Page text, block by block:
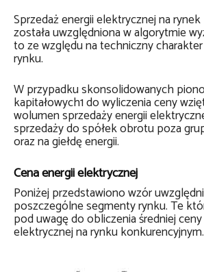
Sprzedaż energii elektrycznej na
została uwzględniona w algorytmie
to ze względu na techniczny
rynku.
W przypadku skonsolidowanych
kapitałowych1 do wyliczenia ceny
wolumen sprzedaży energii
sprzedaży do spółek obrotu poza
oraz na giełdę energii.
Cena energii elektrycznej
Poniżej przedstawiono wzór
poszczególne segmenty rynku. Te
pod uwagę do obliczenia średniej
elektrycznej na rynku konkurencyjnym.